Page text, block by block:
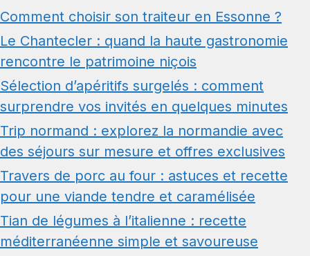
Comment choisir son traiteur en Essonne ?
Le Chantecler : quand la haute gastronomie
rencontre le patrimoine niçois
Sélection d’apéritifs surgelés : comment
surprendre vos invités en quelques minutes
Trip normand : explorez la normandie avec
des séjours sur mesure et offres exclusives
Travers de porc au four : astuces et recette
pour une viande tendre et caramélisée
Tian de légumes à l’italienne : recette
méditerranéenne simple et savoureuse